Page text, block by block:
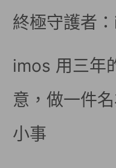
終極守護者
imos 用三年
意，做一件
小事